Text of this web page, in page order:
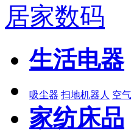
居家数码
生活电器
吸尘器 扫地机器人 空
家纺床品